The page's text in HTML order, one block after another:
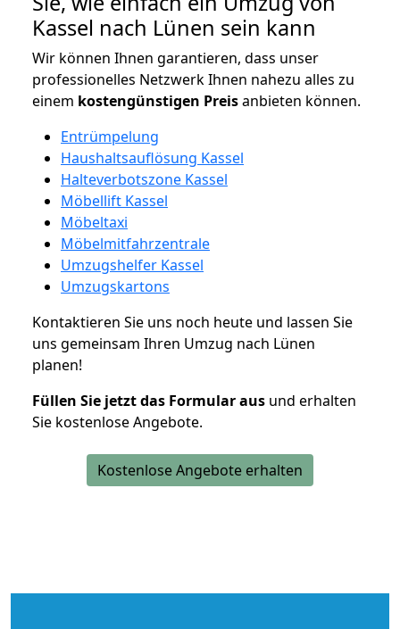
Kassel nach Lünen sein kann
Wir können Ihnen garantieren, dass unser
professionelles Netzwerk Ihnen nahezu alles zu
einem kostengünstigen Preisanbieten können.
Entrümpelung
Haushaltsauflösung Kassel
Halteverbotszone Kassel
Möbellift Kassel
Möbeltaxi
Möbelmitfahrzentrale
Umzugshelfer Kassel
Umzugskartons
Kontaktieren Sie uns noch heute und lassen Sie
uns gemeinsam Ihren Umzug nach Lünen
planen!
Füllen Sie jetzt das Formular aus und erhalten
Sie kostenlose Angebote.
Kostenlose Angebote erhalten